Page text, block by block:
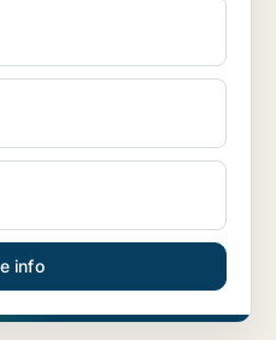
info